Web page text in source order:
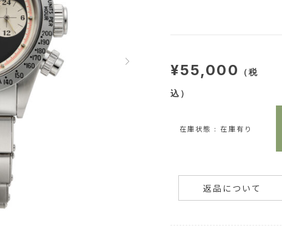
在庫状態 : 在庫有り
¥55,000 （税
込）
返品について